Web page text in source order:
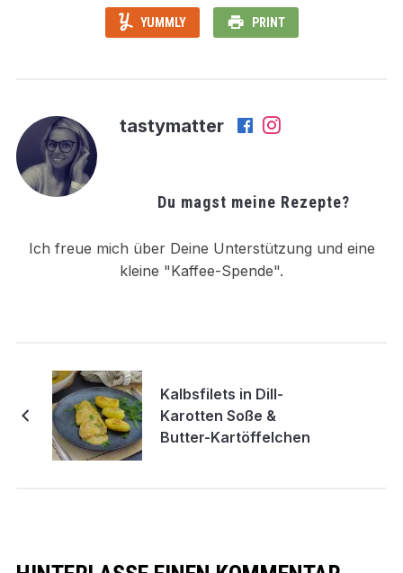
YUMMLY PRINT
tastymatter
Du magst meine Rezepte?
Ich freue mich über Deine Unterstützung und eine
kleine "Kaffee-Spende".
Kalbsfilets in Dill-
Karotten Soße &
Butter-Kartöffelchen